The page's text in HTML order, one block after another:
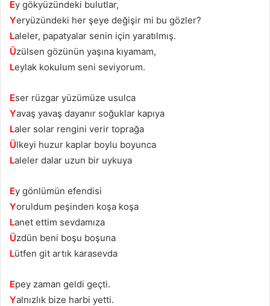
Ey gökyüzündeki bulutlar,
Yeryüzündeki her şeye değişir mi bu gözler?
Laleler, papatyalar senin için yaratılmış.
Üzülsen gözünün yaşına kıyamam,
Leylak kokulum seni seviyorum.
Eser rüzgar yüzümüze usulca
Yavaş yavaş dayanır soğuklar kapıya
Laler solar rengini verir toprağa
Ülkeyi huzur kaplar boylu boyunca
Laleler dalar uzun bir uykuya
Ey gönlümün efendisi
Yoruldum peşinden koşa koşa
Lanet ettim sevdamıza
Üzdün beni boşu boşuna
Lütfen git artık karasevda
Epey zaman geldi geçti.
Yalnızlık bize harbi yetti.